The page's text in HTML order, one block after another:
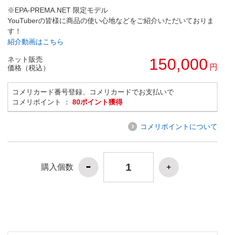
※EPA-PREMA.NET 限定モデル
YouTuberの皆様に商品の使い心地などをご紹介いただいておりま
す！
紹介動画はこちら
ネット販売
価格（税込）
150,000 円
コメリカード番号登録、コメリカードでお支払いで
コメリポイント ： 80ポイント獲得
コメリポイントについて
購入個数